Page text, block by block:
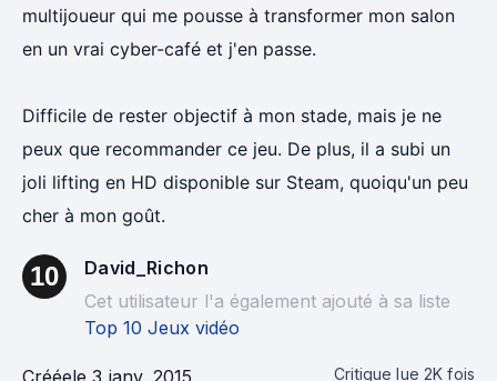
multijoueur qui me pousse à transformer mon salon
en un vrai cyber-café et j'en passe.
Difficile de rester objectif à mon stade, mais je ne
peux que recommander ce jeu. De plus, il a subi un
joli lifting en HD disponible sur Steam, quoiqu'un peu
cher à mon goût.
10
David_Richon
Cet utilisateur l'a également ajouté à sa liste
Top 10 Jeux vidéo
Crééele 3 janv. 2015 Critique lue2K fois